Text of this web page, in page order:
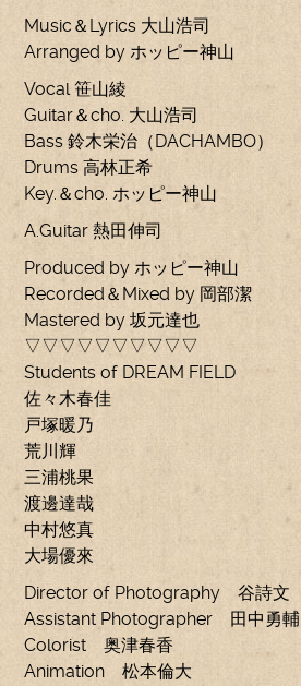
Music＆Lyrics 大山浩司
Arranged by ホッピー神山
Vocal 笹山綾
Guitar＆cho. 大山浩司
Bass 鈴木栄治（DACHAMBO）
Drums 高林正希
Key.＆cho. ホッピー神山
A.Guitar 熱田伸司
Produced by ホッピー神山
Recorded＆Mixed by 岡部潔
Mastered by 坂元達也
▽▽▽▽▽▽▽▽▽▽
Students of DREAM FIELD
佐々木春佳
戸塚暖乃
荒川輝
三浦桃果
渡邊達哉
中村悠真
大場優來
Director of Photography 谷詩文
Assistant Photographer 田中勇輔
Colorist 奥津春香
Animation 松本倫大